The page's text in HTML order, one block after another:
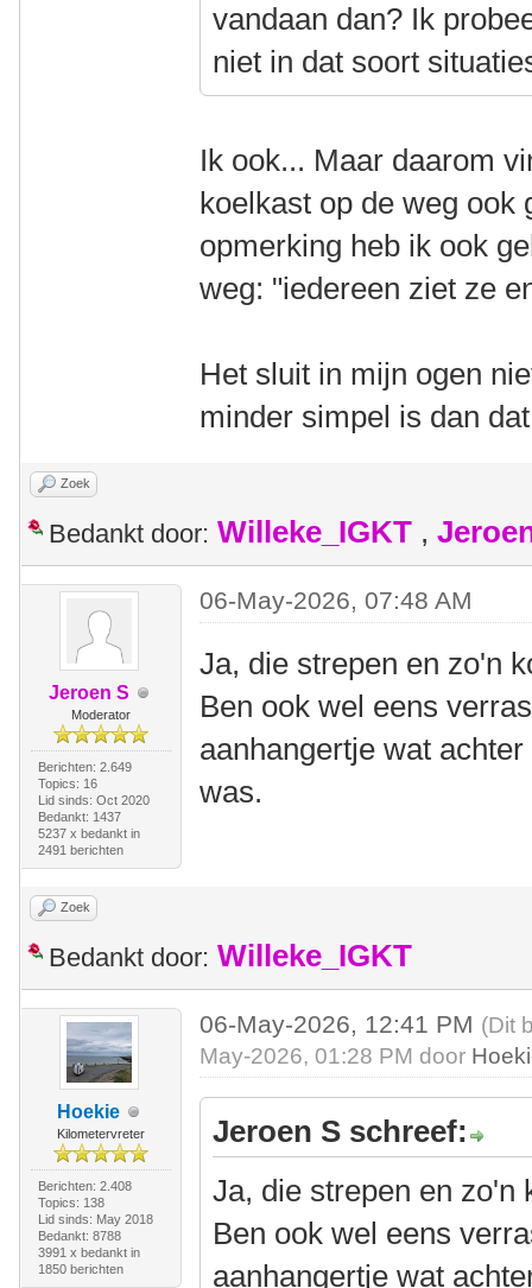
vandaan dan? Ik
niet in dat soort
Ik ook... Maar daarom
koelkast op de weg ook
opmerking heb ik ook
weg: "iedereen ziet ze
Het sluit in mijn ogen
minder simpel is dan
Zoek
Bedankt door: Willeke_IGKT ,
Jeroen S
Moderator
Berichten: 2.649
Topics: 16
Lid sinds: Oct 2020
Bedankt: 1437
5237 x bedankt in
2491 berichten
06-May-2026, 07:48 AM
Ja, die strepen en zo'n
Ben ook wel eens
aanhangertje wat
was.
Zoek
Bedankt door: Willeke_IGKT
Hoekie
Kilometervreter
Berichten: 2.408
Topics: 138
Lid sinds: May 2018
Bedankt: 8788
3991 x bedankt in
1850 berichten
06-May-2026, 12:41 PM (Dit
May-2026, 01:28 PM door
Jeroen S schreef:
Ja, die strepen en zo'n
Ben ook wel eens
aanhangertje wat